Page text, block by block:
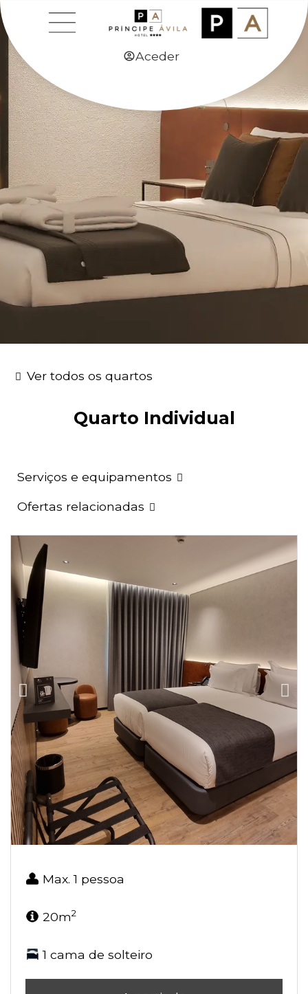
Aceder
Ver todos os quartos
Quarto Individual
Serviços e equipamentos
Ofertas relacionadas
Max. 1 pessoa
20m2
1 cama de solteiro